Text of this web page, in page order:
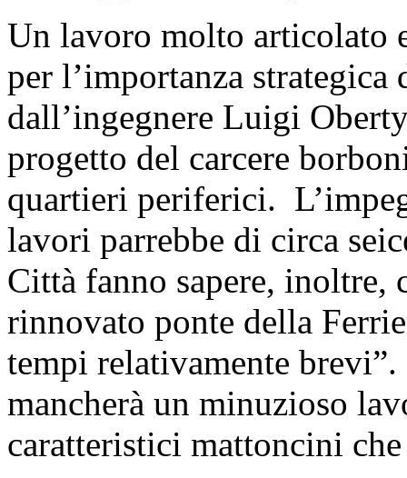
Un lavoro molto articolato
per l’importanza strategica
dall’ingegnere Luigi
progetto del carcere
quartieri periferici.
lavori parrebbe di circa
Città fanno sapere, inoltre,
rinnovato ponte della
tempi relativamente
mancherà un minuzioso
caratteristici mattoncini